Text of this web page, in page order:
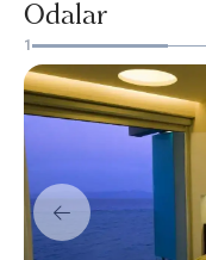
Odalar
1